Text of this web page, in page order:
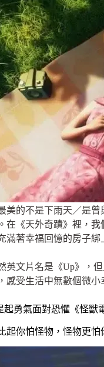
最美的不是下雨天／是
在《天外奇蹟》裡，
滿著幸福回憶的房子
英文片名是《Up》，
感受生活中無數個微小
起勇氣面對恐懼《怪獸
比起你怕怪物，怪物更